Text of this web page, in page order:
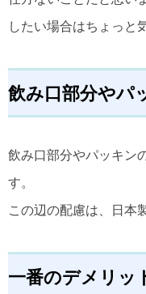
したい場合はちょっと
飲み口部分やパ
飲み口部分やパッキン
す。
この辺の配慮は、日本
一番のデメリッ